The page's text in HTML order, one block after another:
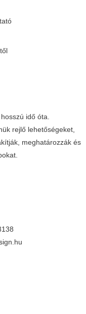
idő óta.
rejlő lehetőségeket,
meghatározzák és